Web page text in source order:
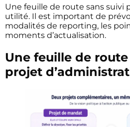
Une feuille de route sans suivi
utilité. Il est important de
modalités de reporting, les
moments d’actualisation.
Une feuille de
projet